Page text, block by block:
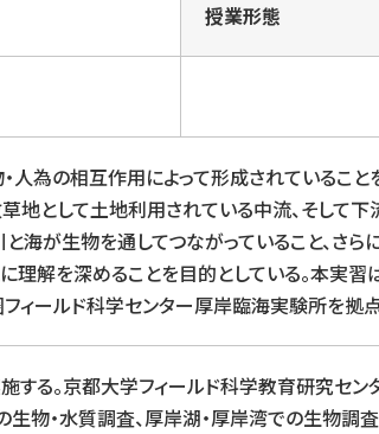
授業形態
・人為の相互作用によって形成されているこ
地として土地利用されている中流、そして
海が生物を通してつながっていること、さ
理解を深めることを目的としている。本実
ィールド科学センター厚岸臨海実験所を拠点
する。京都大学フィールド科学教育研究セ
物・水質調査、厚岸湖・厚岸湾での生物調